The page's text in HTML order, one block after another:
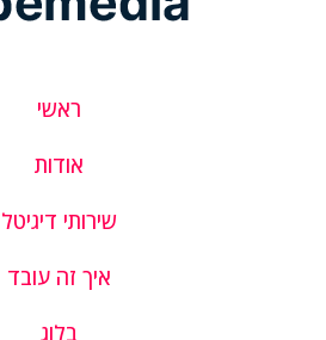
ראשי
אודות
שירותי דיגיטל
איך זה עובד
בלוג